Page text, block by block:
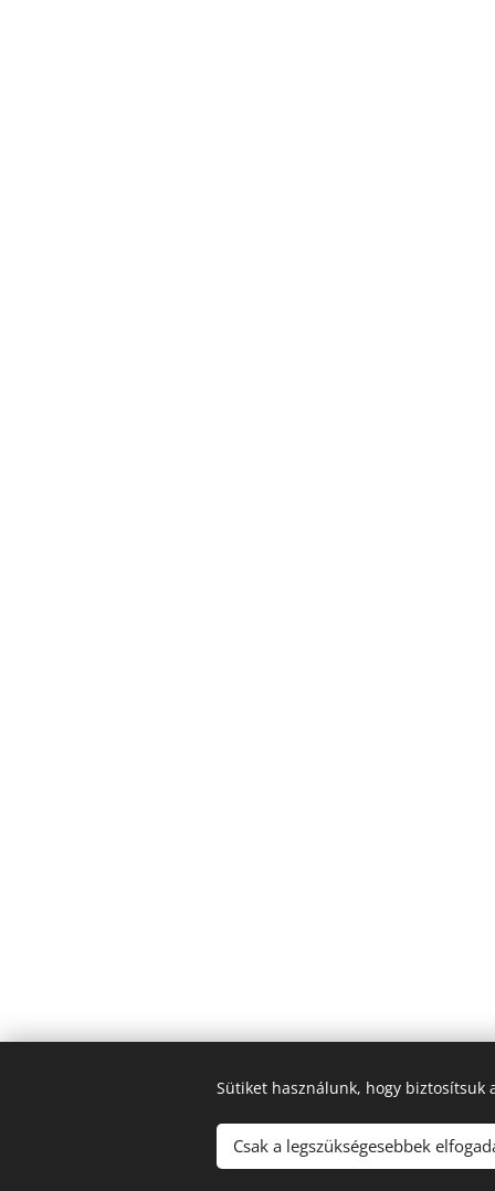
Sütiket használunk, hogy
Csak a legszükségesebbek